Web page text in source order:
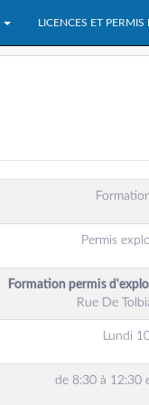
LICENCES ET
Permis
Formation permis
Rue De
Lundi
de 8:30 à 12:30